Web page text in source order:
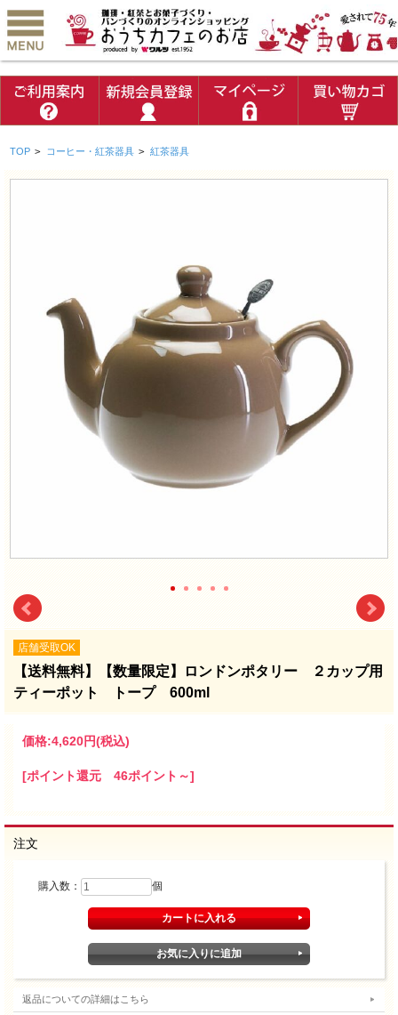
TOP > コーヒー・紅茶器具 > 紅茶器具
店舗受取OK
【送料無料】【数量限定】ロンドンポタリー ２カップ用
ティーポット トープ 600ml
価格:4,620円(税込)
[ポイント還元 46ポイント～]
注文
購入数： 個
返品についての詳細はこちら